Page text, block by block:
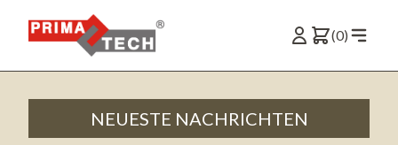
(0)
NEUESTE NACHRICHTEN